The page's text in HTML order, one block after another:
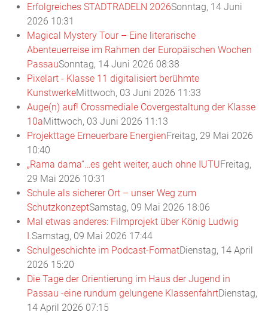
Erfolgreiches STADTRADELN 2026Sonntag, 14 Juni
2026 10:31
Magical Mystery Tour – Eine literarische
Abenteuerreise im Rahmen der Europäischen Wochen
PassauSonntag, 14 Juni 2026 08:38
Pixelart - Klasse 11 digitalisiert berühmte
KunstwerkeMittwoch, 03 Juni 2026 11:33
Auge(n) auf! Crossmediale Covergestaltung der Klasse
10aMittwoch, 03 Juni 2026 11:13
Projekttage Erneuerbare EnergienFreitag, 29 Mai 2026
10:40
„Rama dama“…es geht weiter, auch ohne IUTUFreitag,
29 Mai 2026 10:31
Schule als sicherer Ort – unser Weg zum
SchutzkonzeptSamstag, 09 Mai 2026 18:06
Mal etwas anderes: Filmprojekt über König Ludwig
I.Samstag, 09 Mai 2026 17:44
Schulgeschichte im Podcast-FormatDienstag, 14 April
2026 15:20
Die Tage der Orientierung im Haus der Jugend in
Passau -eine rundum gelungene KlassenfahrtDienstag,
14 April 2026 07:15